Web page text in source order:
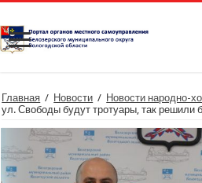
Главная / Новости / Новости народно-
ул. Свободы будут тротуары, так решили